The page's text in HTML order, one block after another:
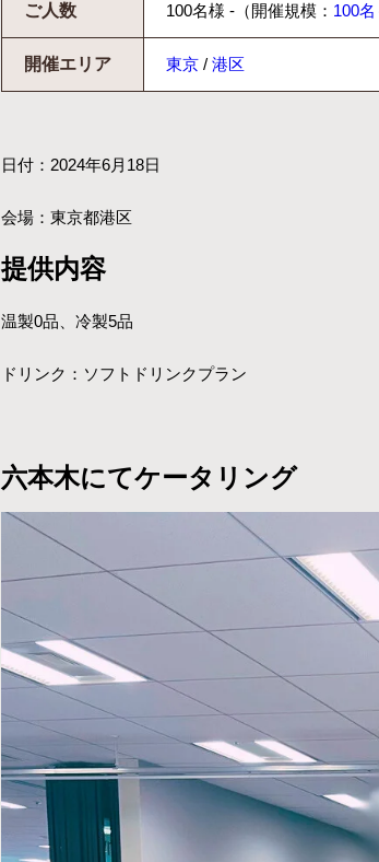
ご人数 100名様 -（開催規模： 100
開催エリア 東京 / 港区
日付：2024年6月18日
会場：東京都港区
提供内容
温製0品、冷製5品
ドリンク：ソフトドリンクプラン
六本木にてケータリング